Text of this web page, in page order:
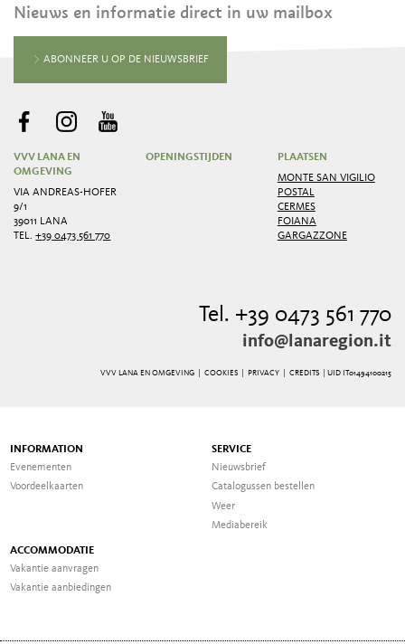
Nieuws en informatie direct in uw mailbox
ABONNEER U OP DE NIEUWSBRIEF
VVV LANA EN
OMGEVING
VIA ANDREAS-HOFER
9/1
39011 LANA
TEL.+39 0473 561 770
OPENINGSTIJDEN
PLAATSEN
MONTE SAN VIGILIO
POSTAL
CERMES
FOIANA
GARGAZZONE
Tel. +39 0473 561 770
info@lanaregion.it
VVV LANA EN OMGEVING | COOKIES| PRIVACY| CREDITS | UID IT01494100215
INFORMATION
Evenementen
Voordeelkaarten
SERVICE
Nieuwsbrief
Catalogussen bestellen
Weer
Mediabereik
ACCOMMODATIE
Vakantie aanvragen
Vakantie aanbiedingen